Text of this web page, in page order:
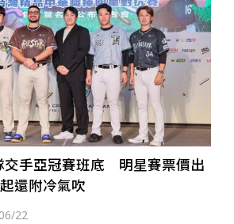
交手亞冠賽班底 明星賽票價出
還附冷氣吹
22